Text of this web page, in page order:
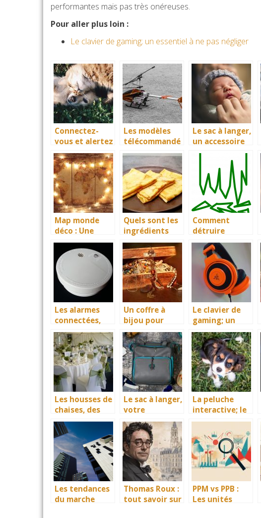
performantes mais pas très onéreuses.
Pour aller plus loin :
Le clavier de gaming; un essentiel à ne pas négliger
Connectez-
vous et alertez
au plus vite
pour sauver
vos animaux!
Les modèles
télécommandé
s, plus
sophistiqués
que jamais!
Le sac à langer,
un accessoire
pour votre
Map monde
déco : Une
nouvelle vision
de la
décoration
Quels sont les
ingrédients
indispensables
pour bien faire
les crêpes ?
Comment
détruire
minutieuseme
nt des
documents
importants?
Les alarmes
connectées,
d’excellents
accessoires de
surveillance
des biens et
des personnes
Un coffre à
bijou pour
empêcher la
dégradation de
vos bijoux de
valeur
Le clavier de
gaming; un
essentiel à ne
pas négliger
Les housses de
chaises, des
accessoires
idéals pour
protéger vos
investissement
s
Le sac à langer,
votre
partenaire
confort dans
vos sorties
avec bébé
La peluche
interactive; le
meilleur
cadeau pour
votre enfant
Les tendances
du marche
Thomas Roux :
tout savoir sur
PPM vs PPB :
Les unités